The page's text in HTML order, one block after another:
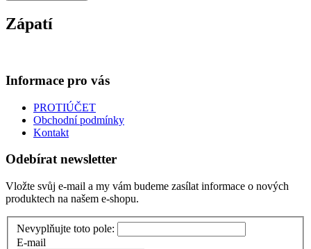
Zápatí
Informace pro vás
PROTIÚČET
Obchodní podmínky
Kontakt
Odebírat newsletter
Vložte svůj e-mail a my vám budeme zasílat informace o nových
produktech na našem e-shopu.
Nevyplňujte toto pole:
E-mail